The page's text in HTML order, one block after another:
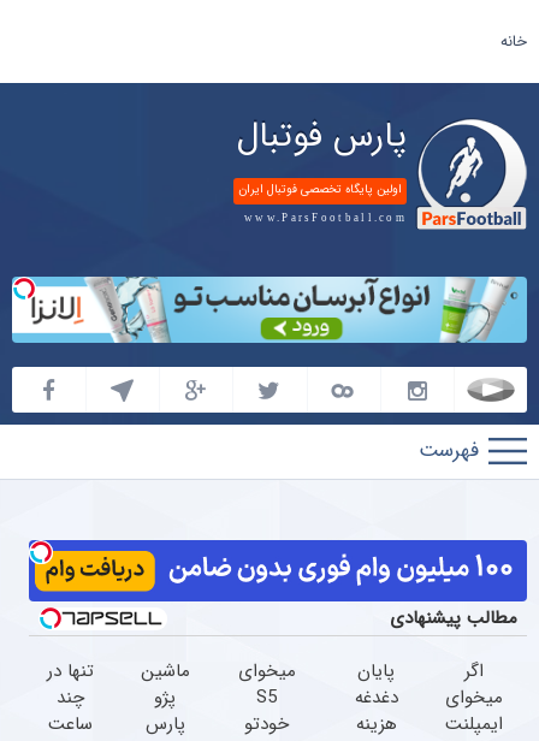
خانه
پارس فوتبال
اولین پایگاه تخصصی فوتبال ایران
www.ParsFootball.com
پارس
فوتبال
مطالب پیشنهادی
اگر
میخوای
ایمپلنت
پایان
دغدغه
هزینه
میخوای
S5
خودتو
ماشین
پژو
پارس
تنها در
چند
ساعت